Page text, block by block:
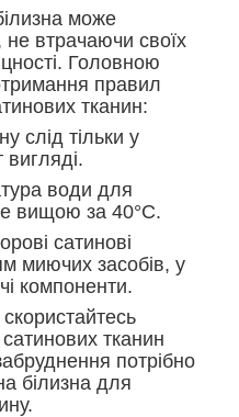
може
не втрачаючи своїх
Головною
правил
тканин:
слід тільки у
вигляді.
води для
вищою за 40°С.
сатинові
миючих засобів, у
компоненти.
тканин
потрібно
білизна для